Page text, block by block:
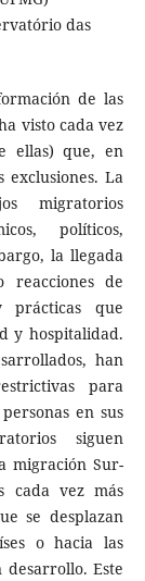
das
de las
visto cada vez
ellas) que, en
exclusiones. La
migratorios
políticos,
la llegada
reacciones de
prácticas que
y hospitalidad.
han
para
en sus
siguen
migración Sur-
cada vez más
se desplazan
o hacia las
desarrollo. Este